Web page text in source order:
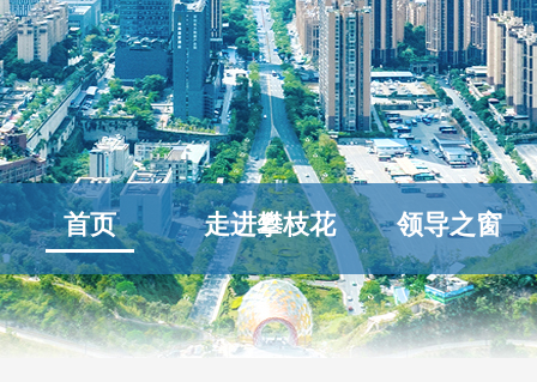
首页 走进攀枝花 领导之窗